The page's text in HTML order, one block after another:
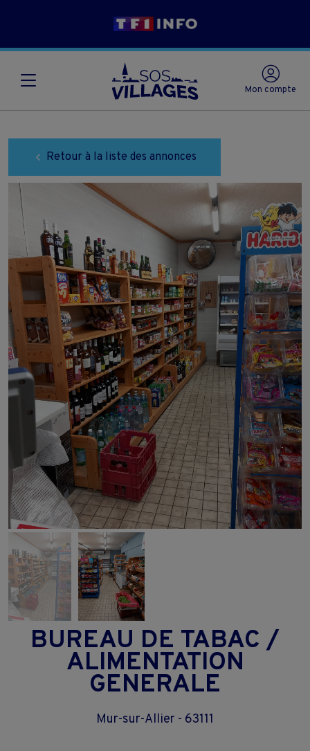
Mon compte
Retour à la liste des annonces
BUREAU DE TABAC /
ALIMENTATION
GENERALE
Mur-sur-Allier - 63111